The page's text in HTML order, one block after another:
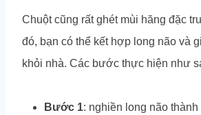
Chuột cũng rất ghét mùi hăng đặc
đó, bạn có thể kết hợp long não và
khỏi nhà. Các bước thực hiện như
Bước 1: nghiền long não thành